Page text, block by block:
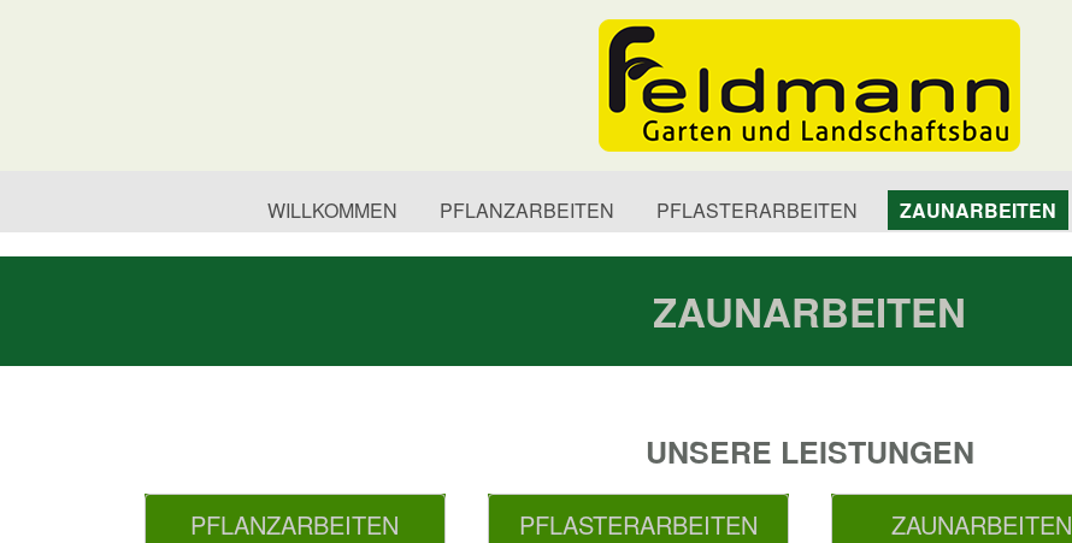
WILLKOMMEN PFLANZARBEITEN PFLASTERARBEITEN ZAUNARBEITEN
.
ZAUNARBEITEN
UNSERE LEISTUNGEN
PFLANZARBEITEN PFLASTERARBEITEN ZAUNARBEITEN